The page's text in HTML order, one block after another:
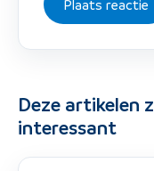
Plaats reactie
Deze artikelen
interessant